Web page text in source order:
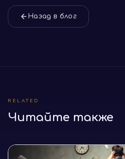
Назад в блог
RELATED
Читайте также